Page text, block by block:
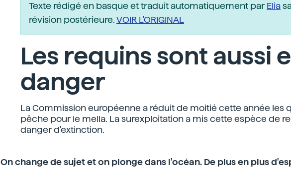
Texte rédigé en basque et traduit automatiquement parElia
révision postérieure.VOIR L'ORIGINAL
Les requins sont aussi
danger
La Commission européenne a réduit de moitié cette année les
pêche pour le mella. La surexploitation a mis cette espèce de
danger d'extinction.
On change de sujet et on plonge dans l'océan. De plus en plus